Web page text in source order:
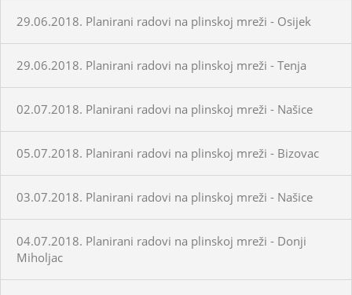
29.06.2018. Planirani radovi na plinskoj mreži - Osijek
29.06.2018. Planirani radovi na plinskoj mreži - Tenja
02.07.2018. Planirani radovi na plinskoj mreži - Našice
05.07.2018. Planirani radovi na plinskoj mreži - Bizovac
03.07.2018. Planirani radovi na plinskoj mreži - Našice
04.07.2018. Planirani radovi na plinskoj mreži - Donji
Miholjac